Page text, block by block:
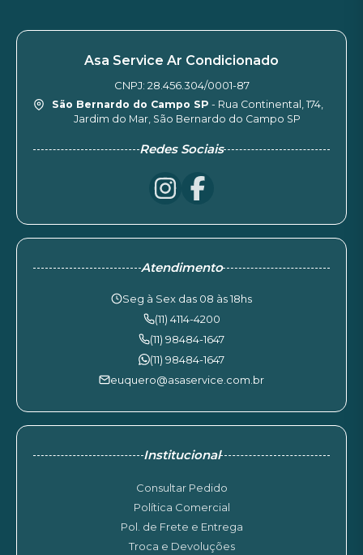
Asa Service Ar Condicionado
CNPJ: 28.456.304/0001-87
São Bernardo do Campo SP - Rua Continental, 174,
Jardim do Mar, São Bernardo do Campo SP
Redes Sociais
Atendimento
Seg à Sex das 08 às 18hs
(11) 4114-4200
(11) 98484-1647
(11) 98484-1647
euquero@asaservice.com.br
Institucional
Consultar Pedido
Política Comercial
Pol. de Frete e Entrega
Troca e Devoluções